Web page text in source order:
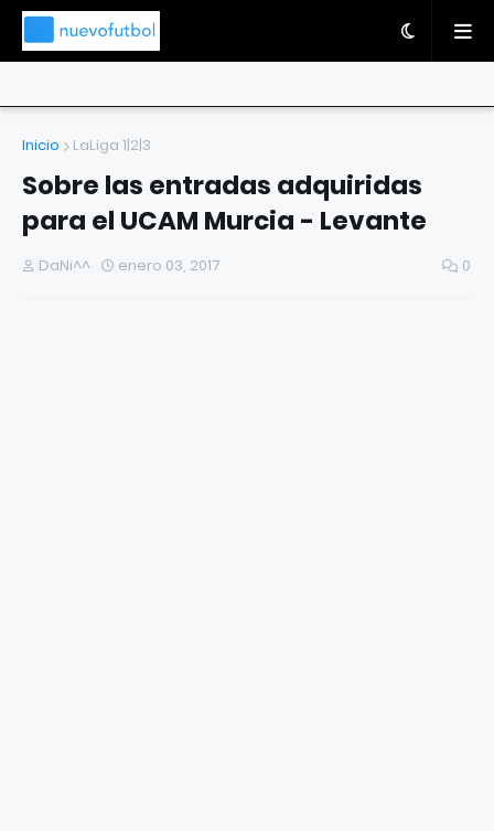
Inicio LaLiga 1|2|3
Sobre las entradas adquiridas
para el UCAM Murcia - Levante
DaNi^^ enero 03, 2017 0